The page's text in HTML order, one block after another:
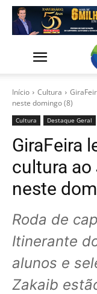
Início Cultura
neste domingo (8)
Cultura Destaque Geral
GiraFeira
cultura
neste
Roda de
Itinerante
alunos e
Zakaib